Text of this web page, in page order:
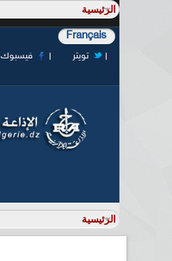
Français
فيسبوك
تويتر